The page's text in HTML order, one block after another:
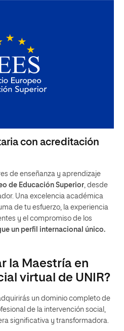
con acreditación
de enseñanza y aprendizaje
de Educación Superior, desde
Una excelencia académica
de tu esfuerzo, la experiencia
y el compromiso de los
un perfil internacional único.
la Maestría en
virtual de UNIR?
un dominio completo de
de la intervención social,
significativa y transformadora.